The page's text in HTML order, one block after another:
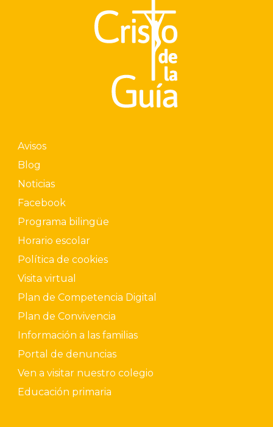
Avisos
Blog
Noticias
Facebook
Programa bilingüe
Horario escolar
Política de cookies
Visita virtual
Plan de Competencia Digital
Plan de Convivencia
Información a las familias
Portal de denuncias
Ven a visitar nuestro colegio
Educación primaria